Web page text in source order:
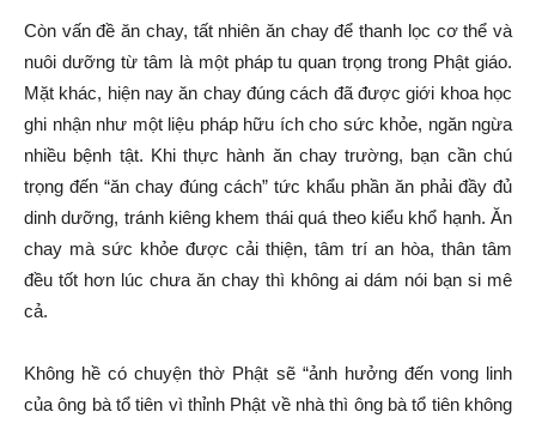
Còn vấn đề ăn chay, tất nhiên ăn chay để thanh lọc cơ thể và
nuôi dưỡng từ tâm là một pháp tu quan trọng trong Phật giáo.
Mặt khác, hiện nay ăn chay đúng cách đã được giới khoa học
ghi nhận như một liệu pháp hữu ích cho sức khỏe, ngăn ngừa
nhiều bệnh tật. Khi thực hành ăn chay trường, bạn cần chú
trọng đến “ăn chay đúng cách” tức khẩu phần ăn phải đầy đủ
dinh dưỡng, tránh kiêng khem thái quá theo kiểu khổ hạnh. Ăn
chay mà sức khỏe được cải thiện, tâm trí an hòa, thân tâm
đều tốt hơn lúc chưa ăn chay thì không ai dám nói bạn si mê
cả.
Không hề có chuyện thờ Phật sẽ “ảnh hưởng đến vong linh
của ông bà tổ tiên vì thỉnh Phật về nhà thì ông bà tổ tiên không